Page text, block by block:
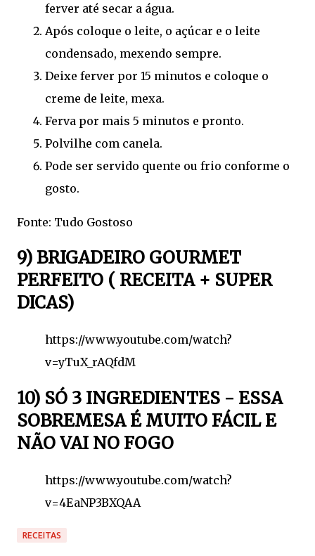
ferver até secar a água.
Após coloque o leite, o açúcar e o leite
condensado, mexendo sempre.
Deixe ferver por 15 minutos e coloque o
creme de leite, mexa.
Ferva por mais 5 minutos e pronto.
Polvilhe com canela.
Pode ser servido quente ou frio conforme o
gosto.
Fonte: Tudo Gostoso
9) BRIGADEIRO GOURMET
PERFEITO ( RECEITA + SUPER
DICAS)
https://www.youtube.com/watch?
v=yTuX_rAQfdM
10) SÓ 3 INGREDIENTES - ESSA
SOBREMESA É MUITO FÁCIL E
NÃO VAI NO FOGO
https://www.youtube.com/watch?
v=4EaNP3BXQAA
RECEITAS